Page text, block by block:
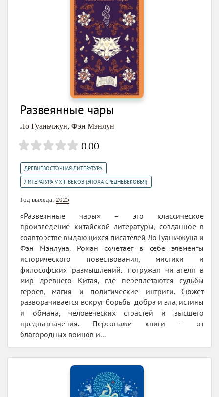
Развеянные чары
Ло Гуаньчжун, Фэн Мэнлун
0.00
ДРЕВНЕВОСТОЧНАЯ ЛИТЕРАТУРА
ЛИТЕРАТУРА V-XIII ВЕКОВ (ЭПОХА СРЕДНЕВЕКОВЬЯ)
Год выхода: 2025
«Развеянные чары» – это классическое
произведение китайской литературы, созданное в
соавторстве выдающихся писателей Ло Гуаньчжуна и
Фэн Мэнлуна. Роман сочетает в себе элементы
исторического повествования, мистики и
философских размышлений, погружая читателя в
мир древнего Китая, где переплетаются судьбы
героев, магия и политические интриги. Сюжет
разворачивается вокруг борьбы добра и зла, истины
и обмана, человеческих страстей и высшего
предназначения. Персонажи книги – от
благородных воинов и...